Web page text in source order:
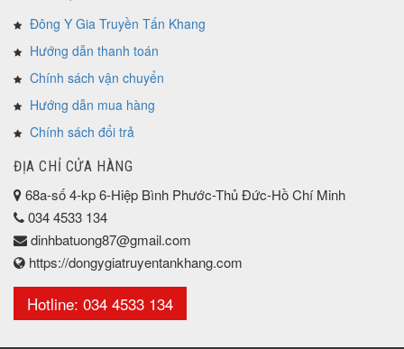
Đông Y Gia Truyền Tấn Khang
Hướng dẫn thanh toán
Chính sách vận chuyển
Hướng dẫn mua hàng
Chính sách đổi trả
ĐỊA CHỈ CỬA HÀNG
68a-số 4-kp 6-Hiệp Bình Phước-Thủ Đức-Hồ Chí Minh
034 4533 134
dinhbatuong87@gmail.com
https://dongygiatruyentankhang.com
Hotline: 034 4533 134